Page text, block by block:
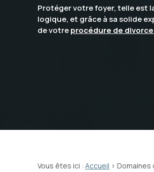
Protéger votre foyer, telle est
logique, et grâce à sa solide
de votreprocédure de divorce
Vous êtes ici : Accueil >Domaines